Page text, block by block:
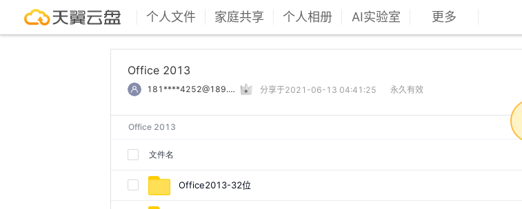
个人文件 家庭共享 个人相册 AI实验室 更多
Office 2013
181****4252@189.cn 分享于2021-06-13 04:41:25 永久有效
Office 2013
文件名
Office2013-32位